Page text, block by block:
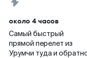
около 4 часов
Самый быстрый
прямой перелет из
Урумчи туда и